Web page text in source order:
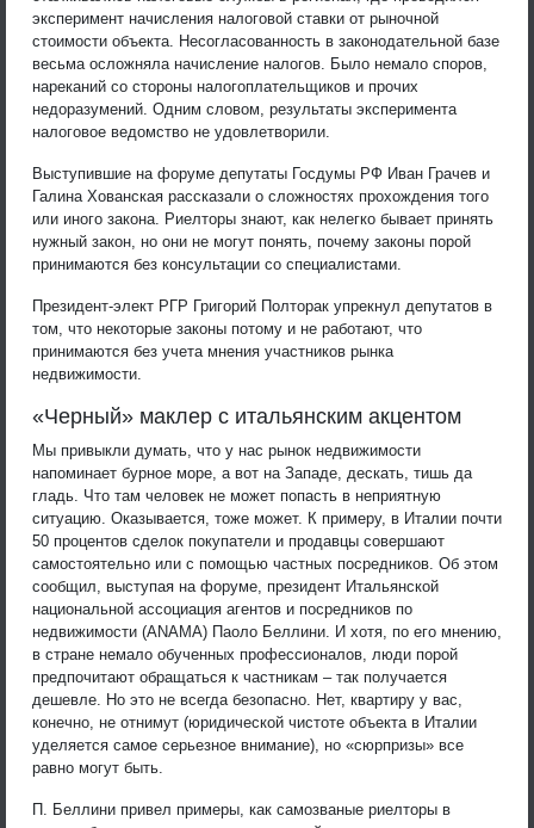
эксперимент начисления налоговой ставки от рыночной
стоимости объекта. Несогласованность в законодательной базе
весьма осложняла начисление налогов. Было немало споров,
нареканий со стороны налогоплательщиков и прочих
недоразумений. Одним словом, результаты эксперимента
налоговое ведомство не удовлетворили.
Выступившие на форуме депутаты Госдумы РФ Иван Грачев и
Галина Хованская рассказали о сложностях прохождения того
или иного закона. Риелторы знают, как нелегко бывает принять
нужный закон, но они не могут понять, почему законы порой
принимаются без консультации со специалистами.
Президент-элект РГР Григорий Полторак упрекнул депутатов в
том, что некоторые законы потому и не работают, что
принимаются без учета мнения участников рынка
недвижимости.
«Черный» маклер с итальянским акцентом
Мы привыкли думать, что у нас рынок недвижимости
напоминает бурное море, а вот на Западе, дескать, тишь да
гладь. Что там человек не может попасть в неприятную
ситуацию. Оказывается, тоже может. К примеру, в Италии почти
50 процентов сделок покупатели и продавцы совершают
самостоятельно или с помощью частных посредников. Об этом
сообщил, выступая на форуме, президент Итальянской
национальной ассоциация агентов и посредников по
недвижимости (ANAMA) Паоло Беллини. И хотя, по его мнению,
в стране немало обученных профессионалов, люди порой
предпочитают обращаться к частникам – так получается
дешевле. Но это не всегда безопасно. Нет, квартиру у вас,
конечно, не отнимут (юридической чистоте объекта в Италии
уделяется самое серьезное внимание), но «сюрпризы» все
равно могут быть.
П. Беллини привел примеры, как самозваные риелторы в